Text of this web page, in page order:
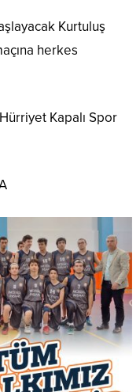
Kurtuluş
herkes
Kapalı Spor